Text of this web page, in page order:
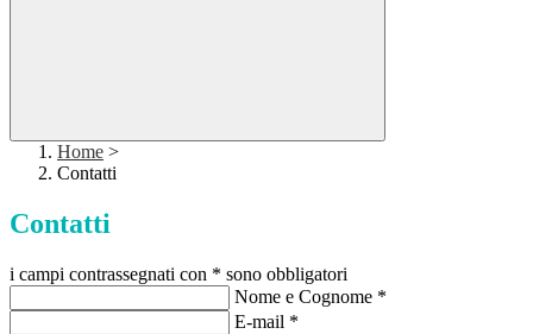
Home >
Contatti
Contatti
i campi contrassegnati con * sono obbligatori
Nome e Cognome *
E-mail *